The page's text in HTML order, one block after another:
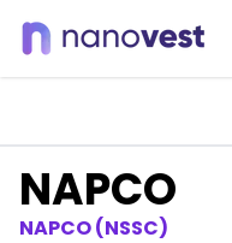
NAPCO
NAPCO (NSSC)